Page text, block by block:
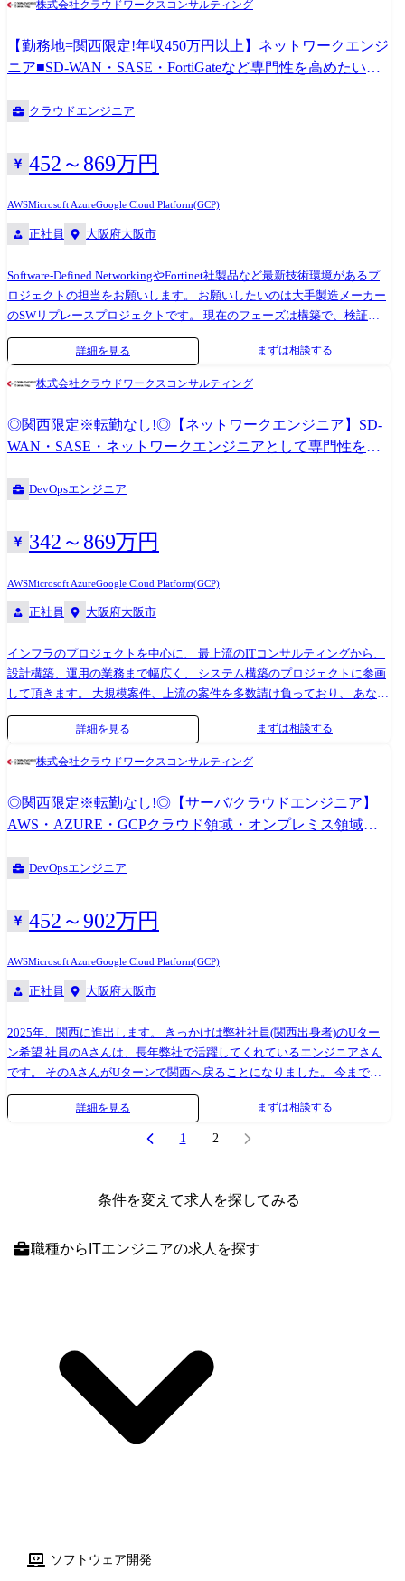
株式会社クラウドワークスコンサルティング
【勤務地=関西限定!年収450万円以上】ネットワークエンジ
ニア■SD-WAN・SASE・FortiGateなど専門性を高めたい方
クラウドエンジニア
452～869万円
AWSMicrosoft AzureGoogle Cloud Platform(GCP)
正社員 大阪府大阪市
Software-Defined NetworkingやFortinet社製品など最新技術環境があるプ
ロジェクトの担当をお願いします。 お願いしたいのは大手製造メーカー
のSWリプレースプロジェクトです。 現在のフェーズは構築で、検証環
境を作成したり作業リハーサル、トラブル事象再現検証、手順書作成、
現地作業など様々なタスクをトライアンドエラーしながら進めていま
機器や高度なConfigに触れる機会があり、技術的に刺激をうけており、
やりがいを感じています。 このプロジェクトでは、新しい機器やスキル
の研修時間も勤務時間に含まれます! プライベートの時間を犠牲にするこ
す。
詳細を見る まずは相談する
株式会社クラウドワークスコンサルティング
◎関西限定※転勤なし!◎【ネットワークエンジニア】SD-
WAN・SASE・ネットワークエンジニアとして専門性を高
DevOpsエンジニア
342～869万円
AWSMicrosoft AzureGoogle Cloud Platform(GCP)
正社員 大阪府大阪市
インフラのプロジェクトを中心に、 最上流のITコンサルティングから、
設計構築、運用の業務まで幅広く、 システム構築のプロジェクトに参画
して頂きます。 大規模案件、上流の案件を多数請け負っており、 あなた
の伸ばしたいスキルや描きたいキャリアに合わせて ベストな案件を選べ
る環境が大きな魅力です。 「運用から設計・構築へとステップアップし
たい」 「クラウドや先端技術についてのスキル・知識を 身につけて成長
方を歓迎します。 例えば、官公庁、メガバンク、通信キャリア等のネッ
トワーク設計、 構築、運用・保守、技術支援など一流企業の大規模プロ
ジェクトも。 SDN(Software-Defined Networkingソフトウェアにより 機能
ワーク・インフラ全般の技術は社会全般から強い要請があり、 付加価値
要とされています。 ネットワークの設計・構築・運用といった さまざま
な業務の中からあなたのご経験やスキル、 そして志向にあったものをお
報道ネットワーク網の構築を行います。 基本設計から、 実際の地方拠点
討支援、検証環境構築案件(AWS、Raspberry Pi) ・ネットワーク構築・生
産系基幹LAN 広帯域化 社内請負案件拡大中! スキルを磨き、キャリアを
広げる クラウドワークスグループで次のステージへ 現在、クラウドワー
クス コンサルティングでは 社内での請負案件の拡大を進めています。
お客様先だけでなく、自社内でもスキルアップできるチャンスが加速中!
・最先端技術に触れられる外部プロジェクト ・要件定義や設計から関わ
ドワークスグループにジョイン! 働きやすさも、成長の機会も、次のステ
働き方・給与/評価制度・福利厚生などの改善が進行中です。 今後は働く
に“チャンスのタイミング”です.
詳細を見る まずは相談する
株式会社クラウドワークスコンサルティング
◎関西限定※転勤なし!◎【サーバ/クラウドエンジニア】
AWS・AZURE・GCPクラウド領域・オンプレミス領域・
DevOpsエンジニア
452～902万円
AWSMicrosoft AzureGoogle Cloud Platform(GCP)
正社員 大阪府大阪市
2025年、関西に進出します。 きっかけは弊社社員(関西出身者)のUター
ン希望 社員のAさんは、長年弊社で活躍してくれているエンジニアさん
です。 そのAさんがUターンで関西へ戻ることになりました。 今までク
ラウドワークス コンサルティングでは 東京を中心とした首都圏を中心に
成長し、 関西への進出はしてきませんでした。 でも、エンジニア1人1人
を大切にするエンジニアファーストの 弊社ではそんなAさんを支援! お客
数いただき、 あなたに活躍していただける環境も準備出来ました。 その
ため、ついに関西エリアでの募集を開始します! 関西勤務は弊社にとっ
ていないことも多くあります。 組織作りに興味がある方には、ぜひ足り
プラットフォームを持つクラウドワークスグループだからこそ、私たち
は特定の技術や古い環境にあなたを縛り付けることはありません。 「そ
ろそろ設計・構築に腰を据えて挑戦したい」 「AWSやAzureなど、クラ
ウドの実践スキルを最速で身につけたい」 そんな想いに、圧倒的な案件
網で応えます。 会社都合のアサインではなく、あなたの「次に伸ばした
ダンなコンテナ環境(ECS Fargate)への進化を支える案件(インフラリーダ
詳細を見る まずは相談する
1 2
条件を変えて求人を探してみる
職種からITエンジニアの求人を探す
ソフトウェア開発